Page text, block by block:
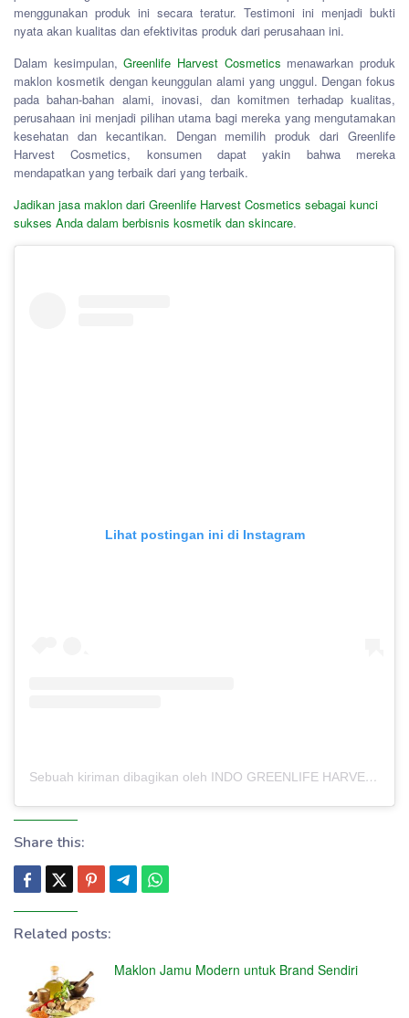
menggunakan produk ini secara teratur. Testimoni ini menjadi bukti
nyata akan kualitas dan efektivitas produk dari perusahaan ini.
Dalam kesimpulan,Greenlife Harvest Cosmetics menawarkan produk
maklon kosmetik dengan keunggulan alami yang unggul. Dengan fokus
pada bahan-bahan alami, inovasi, dan komitmen terhadap kualitas,
perusahaan ini menjadi pilihan utama bagi mereka yang mengutamakan
kesehatan dan kecantikan. Dengan memilih produk dari Greenlife
Harvest Cosmetics, konsumen dapat yakin bahwa mereka
mendapatkan yang terbaik dari yang terbaik.
Jadikan jasa maklon dari Greenlife Harvest Cosmetics sebagai kunci
sukses Anda dalam berbisnis kosmetik dan skincare.
Lihat postingan ini di Instagram
Sebuah kiriman dibagikan oleh INDO GREENLIFE HARVEST – PABRIK MAKLON (@indogreenlifeharvest)
Share this:
Related posts:
Maklon Jamu Modern untuk Brand Sendiri